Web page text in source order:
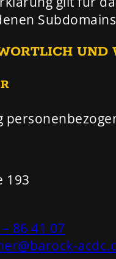
UND
193
86 41 07